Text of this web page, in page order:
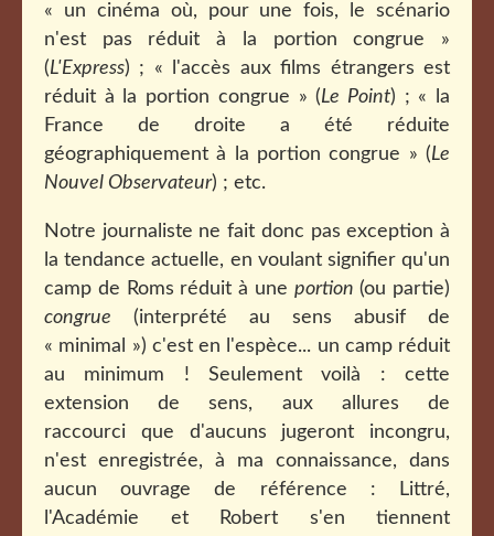
« un cinéma où, pour une fois, le scénario
n'est pas réduit à la portion congrue »
(L'Express) ; « l'accès aux films étrangers est
réduit à la portion congrue » (Le Point) ; « la
France de droite a été réduite
géographiquement à la portion congrue » (Le
Nouvel Observateur) ; etc.
Notre journaliste ne fait donc pas exception à
la tendance actuelle, en voulant signifier qu'un
camp de Roms réduit à une portion (ou partie)
congrue (interprété au sens abusif de
« minimal ») c'est en l'espèce... un camp réduit
au minimum ! Seulement voilà : cette
extension de sens, aux allures de
raccourci que d'aucuns jugeront incongru,
n'est enregistrée, à ma connaissance, dans
aucun ouvrage de référence : Littré,
l'Académie et Robert s'en tiennent